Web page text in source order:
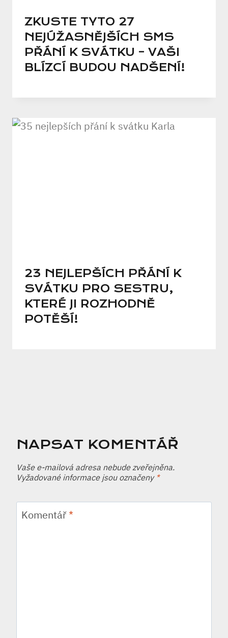
ZKUSTE TYTO 27
NEJÚŽASNĚJŠÍCH SMS
PŘÁNÍ K SVÁTKU – VAŠI
BLÍZCÍ BUDOU NADŠENÍ!
23 NEJLEPŠÍCH PŘÁNÍ K
SVÁTKU PRO SESTRU,
KTERÉ JI ROZHODNĚ
POTĚŠÍ!
NAPSAT KOMENTÁŘ
Vaše e-mailová adresa nebude zveřejněna.
Vyžadované informace jsou označeny *
Komentář*